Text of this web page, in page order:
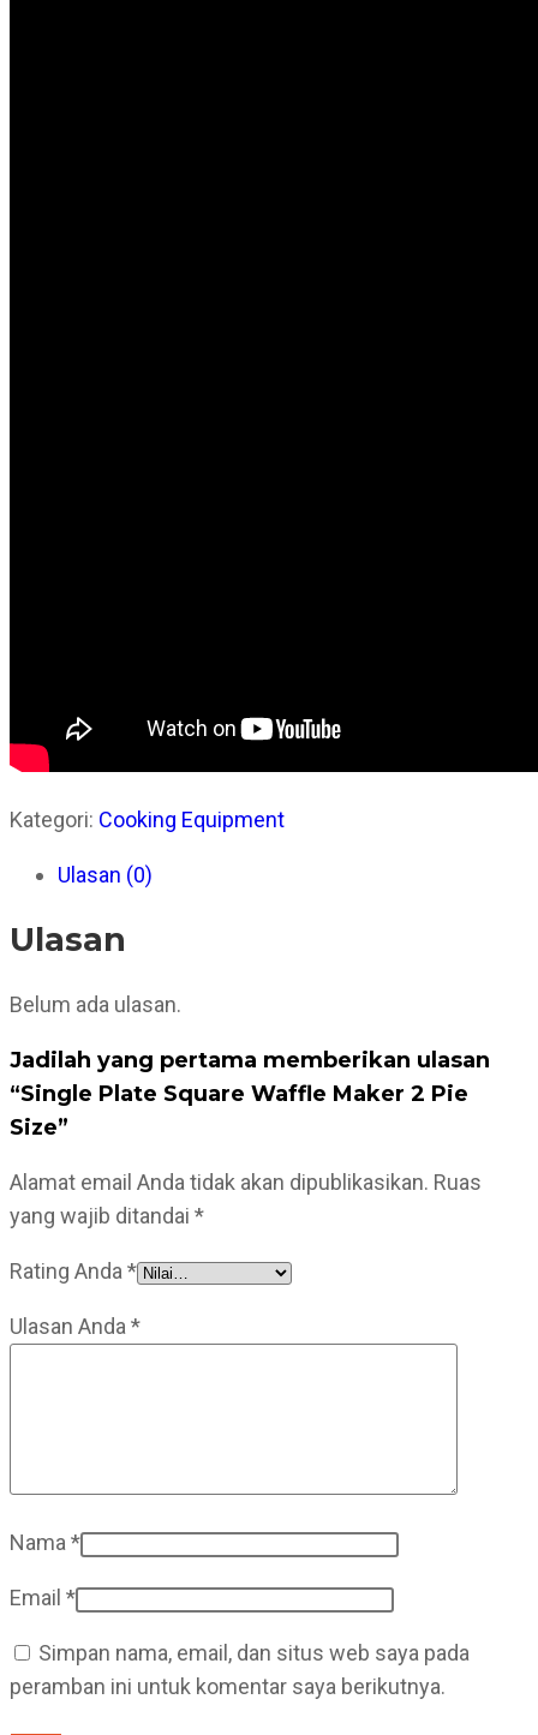
Kategori: Cooking Equipment
Ulasan (0)
Ulasan
Belum ada ulasan.
Jadilah yang pertama memberikan ulasan
“Single Plate Square Waffle Maker 2 Pie
Size”
Alamat email Anda tidak akan dipublikasikan. Ruas
yang wajib ditandai *
Rating Anda *
Ulasan Anda *
Nama *
Email *
Simpan nama, email, dan situs web saya pada
peramban ini untuk komentar saya berikutnya.